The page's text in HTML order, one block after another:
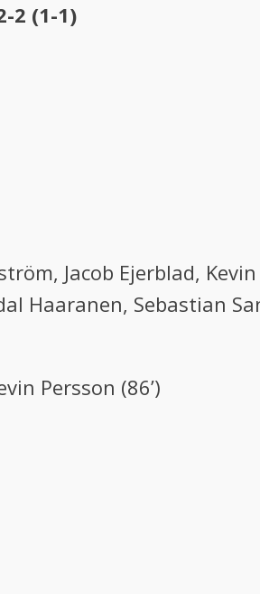
2 (1-1)
Jacob Ejerblad,
Haaranen, Sebastian
Persson (86’)